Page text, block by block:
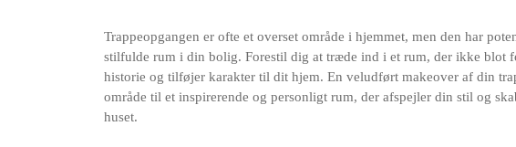
Trappeopgangen er ofte et overset område i hjemmet, men den har
stilfulde rum i din bolig. Forestil dig at træde ind i et rum, der ikke blot
historie og tilføjer karakter til dit hjem. En veludført makeover af din
område til et inspirerende og personligt rum, der afspejler din stil og
huset.